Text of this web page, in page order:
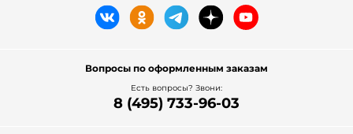
Вопросы по оформленным заказам
Есть вопросы? Звони:
8 (495) 733-96-03